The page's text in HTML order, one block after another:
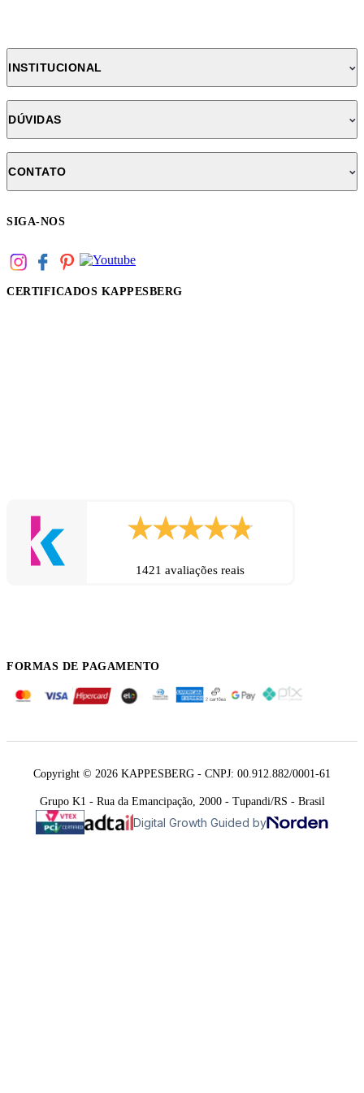
INSTITUCIONAL
DÚVIDAS
CONTATO
SIGA-NOS
CERTIFICADOS KAPPESBERG
1421 avaliações reais
FORMAS DE PAGAMENTO
Copyright © 2026 KAPPESBERG - CNPJ: 00.912.882/0001-61
Grupo K1 - Rua da Emancipação, 2000 - Tupandi/RS - Brasil
Digital Growth Guided by